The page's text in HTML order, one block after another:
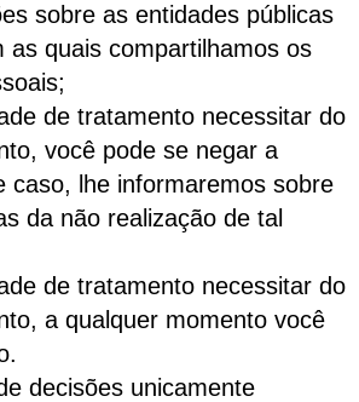
sobre as entidades públicas
as quais compartilhamos os
de tratamento necessitar do
você pode se negar a
caso, lhe informaremos sobre
da não realização de tal
de tratamento necessitar do
a qualquer momento você
decisões unicamente